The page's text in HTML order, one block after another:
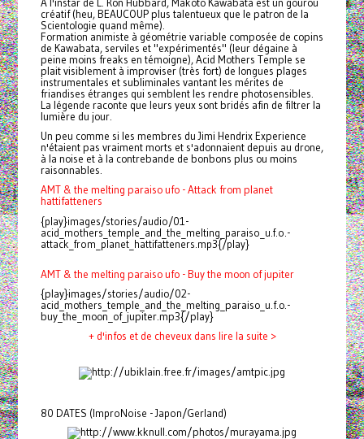
À l'instar de L. Ron Hubbard, Makoto Kawabata est un gourou
créatif (heu, BEAUCOUP plus talentueux que le patron de la
Scientologie quand même).
Formation animiste à géométrie variable composée de copins
de Kawabata, serviles et "expérimentés" (leur dégaine à
peine moins freaks en témoigne), Acid Mothers Temple se
plait visiblement à improviser (très fort) de longues plages
instrumentales et subliminales vantant les mérites de
friandises étranges qui semblent les rendre photosensibles.
La légende raconte que leurs yeux sont bridés afin de filtrer la
lumière du jour.
Un peu comme si les membres du Jimi Hendrix Experience
n'étaient pas vraiment morts et s'adonnaient depuis au drone,
à la noise et à la contrebande de bonbons plus ou moins
raisonnables.
AMT & the melting paraiso ufo - Attack from planet
hattifatteners
{play}images/stories/audio/01-
acid_mothers_temple_and_the_melting_paraiso_u.f.o.-
attack_from_planet_hattifatteners.mp3{/play}
AMT & the melting paraiso ufo - Buy the moon of jupiter
{play}images/stories/audio/02-
acid_mothers_temple_and_the_melting_paraiso_u.f.o.-
buy_the_moon_of_jupiter.mp3{/play}
+ d'infos et de cheveux dans lire la suite >
80 DATES (ImproNoise - Japon/Gerland)